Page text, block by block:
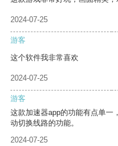
2024-07-25
游客
这个软件我非常喜欢
2024-07-25
游客
这款加速器app的功能有点单一
动切换线路的功能。
2024-07-25